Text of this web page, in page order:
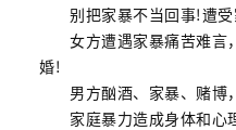
别把家暴不当回事!遭
女方遭遇家暴痛苦难言
婚!
男方酗酒、家暴、赌博
家庭暴力造成身体和心